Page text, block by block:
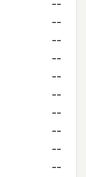
--
--
--
--
--
--
--
--
--
--